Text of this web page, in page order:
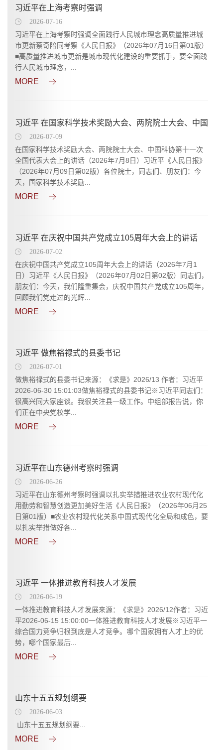
习近平在上海考察时强调
2026-07-16
习近平在上海考察时强调全面践行人民城市理念高质量推进城
市更新蔡奇陪同考察《人民日报》（2026年07月16日第01版）
■高质量推进城市更新是城市现代化建设的重要抓手，要全面践
行人民城市理念，...
MORE
习近平 在国家科学技术奖励大会、两院院士大会、中国
科协第十一次全国代表大会上的讲话
2026-07-09
在国家科学技术奖励大会、两院院士大会、中国科协第十一次
全国代表大会上的讲话（2026年7月8日）习近平《人民日报》
（2026年07月09日第02版）各位院士，同志们、朋友们：今
天，国家科学技术奖励...
MORE
习近平 在庆祝中国共产党成立105周年大会上的讲话
2026-07-02
在庆祝中国共产党成立105周年大会上的讲话（2026年7月1
日）习近平《人民日报》（2026年07月02日第02版）同志们，
朋友们：今天，我们隆重集会，庆祝中国共产党成立105周年，
回顾我们党走过的光辉...
MORE
习近平 做焦裕禄式的县委书记
2026-07-01
做焦裕禄式的县委书记来源：《求是》2026/13 作者：习近平
2026-06-30 15:01:03做焦裕禄式的县委书记※习近平同志们：
很高兴同大家座谈。我很关注县一级工作。中组部报告说，你
们正在中央党校学...
MORE
习近平在山东德州考察时强调
2026-06-26
习近平在山东德州考察时强调以扎实举措推进农业农村现代化
用勤劳和智慧创造更加美好生活《人民日报》（2026年06月25
日第01版）■农业农村现代化关系中国式现代化全局和成色，要
以扎实举措做好各...
MORE
习近平 一体推进教育科技人才发展
2026-06-19
一体推进教育科技人才发展来源：《求是》2026/12作者：习近
平2026-06-15 15:00:00一体推进教育科技人才发展※习近平一
综合国力竞争归根到底是人才竞争。哪个国家拥有人才上的优
势，哪个国家最后...
MORE
山东十五五规划纲要
2026-06-03
山东十五五规划纲要...
MORE